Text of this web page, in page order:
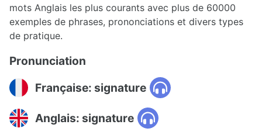
mots Anglais les plus courants avec plus de 60000
exemples de phrases, prononciations et divers types
de pratique.
Pronunciation
Française: signature
Anglais: signature